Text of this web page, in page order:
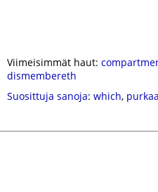
Viimeisimmät haut:
dismembereth
Suosittuja sanoja: which, purkaa